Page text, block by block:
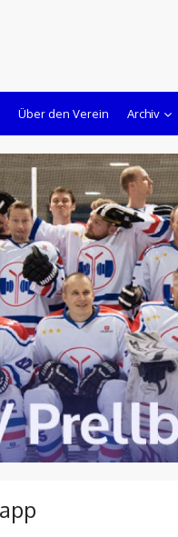
Über den Verein Archiv